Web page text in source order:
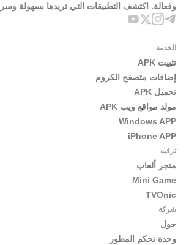
وفعالة. اكتشف التطبيقات التي تريدها بسهولة
الخدمة
تثبيت APK
إضافات متصفح الكروم
تحميل APK
مولد مواقع ويب APK
Windows APP
iPhone APP
ترفيه
متجر ألعاب
Mini Game
TVOnic
شركة
حول
وحدة تحكم المطور